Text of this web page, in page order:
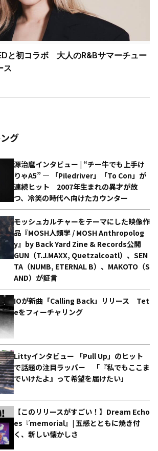
と初コラボ 大人のR&Bサマーチュー
ス
グ
源治麿インタビュー | “チー牛でも上手け
りゃA5” ― 「Piledriver」「To Con」が
連続ヒット 2007年生まれの異才が放
つ、冷笑の時代へ向けたカウンター
モッシュカルチャーをテーマにした映像作
品『MOSH人類学 / MOSH Anthropolog
y』by Back Yard Zine & Records公開
GUN（T.J.MAXX, Quetzalcoatl）、SEN
TA（NUMB, ETERNAL B）、MAKOTO（S
AND）が証言
IOが新曲「Calling Back」リリース Tet
eをフィーチャリング
Littyインタビュー 「Pull Up」のヒット
で話題の注目ラッパー 「『私でもここま
でいけたよ』って希望を届けたい」
【このリリースがすごい！】Dream Echo
es『memorial』| 五感とともに焼き付
く、新しい懐かしさ